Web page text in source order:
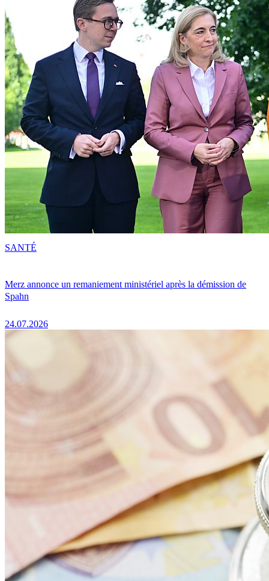
Merz annonce un remaniement ministériel après la démission de
Spahn
24.07.2026
SANTÉ